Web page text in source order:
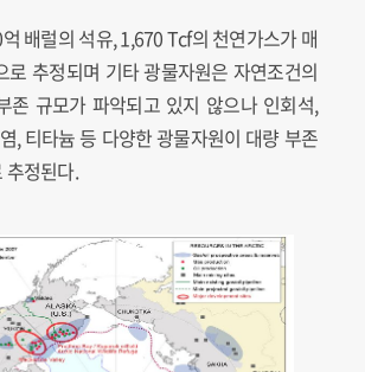
배럴의 석유, 1,670 Tcf의 천연가스가 매
로 추정되며 기타 광물자원은 자연조건의
존 규모가 파악되고 있지 않으나 인회석,
, 티타늄 등 다양한 광물자원이 대량 부존
추정된다.